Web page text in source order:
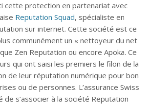
cette protection en partenariat avec
Reputation Squad, spécialiste en
sur internet. Cette société est ce
communément un « nettoyeur du net
Zen Reputation ou encore Apoka. Ce
qui ont saisi les premiers le filon de la
de leur réputation numérique pour bon
ou de personnes. L’assurance Swiss
de s’associer à la société Reputation